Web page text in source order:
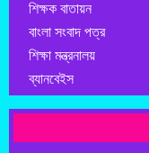
শিক্ষক বাতায়ন
বাংলা সংবাদ পত্র
শিক্ষা মন্ত্রনালয়
ব্যানবেইস